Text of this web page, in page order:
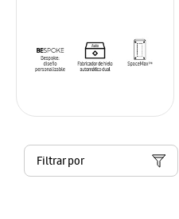
Filtrar por